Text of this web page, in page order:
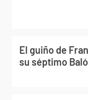
El guiño de
su séptimo